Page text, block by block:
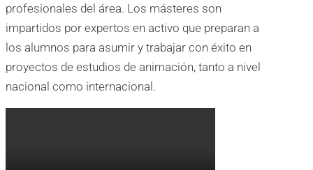
profesionales del área. Los másteres son
impartidos por expertos en activo que preparan a
los alumnos para asumir y trabajar con éxito en
proyectos de estudios de animación, tanto a nivel
nacional como internacional.